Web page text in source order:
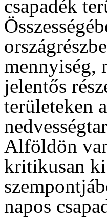
csapadék
mennyiség,
jelentős
területeken a
Alföldön
kritikusan ki
napos